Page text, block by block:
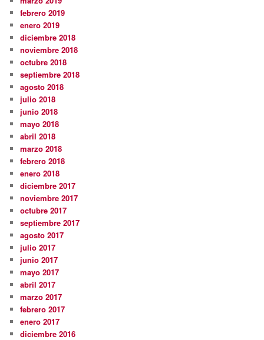
febrero 2019
enero 2019
diciembre 2018
noviembre 2018
octubre 2018
septiembre 2018
agosto 2018
julio 2018
junio 2018
mayo 2018
abril 2018
marzo 2018
febrero 2018
enero 2018
diciembre 2017
noviembre 2017
octubre 2017
septiembre 2017
agosto 2017
julio 2017
junio 2017
mayo 2017
abril 2017
marzo 2017
febrero 2017
enero 2017
diciembre 2016